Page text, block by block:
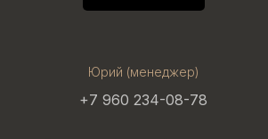
Юрий (менеджер)
+7 960 234-08-78